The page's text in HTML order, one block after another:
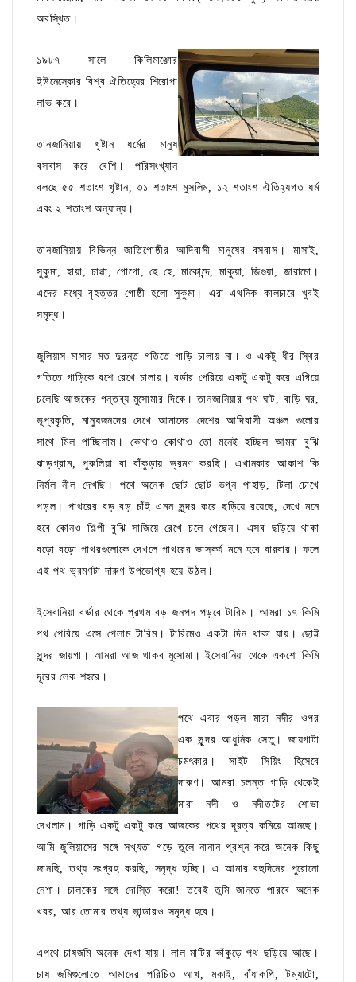
অবস্থিত।
১৯৮৭ সালে কিলিমাঞ্জোর
ইউনেস্কোর বিশ্ব ঐতিহ্যের শিরোপা
লাভ করে।
তানজানিয়ায় খৃষ্টান ধর্মের মানুষ
বসবাস করে বেশি। পরিসংখ্যান
বলছে ৫৫ শতাংশ খৃষ্টান, ৩১ শতাংশ মুসলিম, ১২ শতাংশ ঐতিহ্যগত ধর্ম
এবং ২ শতাংশ অন্যান্য।
তানজানিয়ায় বিভিন্ন জাতিগোষ্ঠীর আদিবাসী মানুষের বসবাস। মাসাই,
সুকুমা, হায়া, চাগ্গা, গোগো, হে হে, মাকোন্দে, মাকুয়া, জিগুয়া, জারামো।
এদের মধ্যে বৃহত্তর গোষ্ঠী হলো সুকুমা। এরা এথনিক কালচারে খুবই
সমৃদ্ধ।
জুলিয়াস মাসার মত দুরন্ত গতিতে গাড়ি চালায় না। ও একটু ধীর স্থির
গতিতে গাড়িকে বশে রেখে চালায়। বর্ডার পেরিয়ে একটু একটু করে এগিয়ে
চলেছি আজকের গন্তব্য মুসোমার দিকে। তানজানিয়ার পথ ঘাট, বাড়ি ঘর,
ভূপ্রকৃতি, মানুষজনদের দেখে আমাদের দেশের আদিবাসী অঞ্চল গুলোর
সাথে মিল পাচ্ছিলাম। কোথাও কোথাও তো মনেই হচ্ছিল আমরা বুঝি
ঝাড়গ্রাম, পুরুলিয়া বা বাঁকুড়ায় ভ্রমণ করছি। এখানকার আকাশ কি
নির্মল নীল দেখছি। পথে অনেক ছোট ছোট ভগ্ন পাহাড়, টিলা চোখে
পড়ল। পাথরের বড় বড় চাঁই এমন সুন্দর করে ছড়িয়ে রয়েছে, দেখে মনে
হবে কোনও শিল্পী বুঝি সাজিয়ে রেখে চলে গেছেন। এসব ছড়িয়ে থাকা
বড়ো বড়ো পাথরগুলোকে দেখলে পাথরের ভাস্কর্য মনে হবে বারবার। ফলে
এই পথ ভ্রমণটা দারুণ উপভোগ্য হয়ে উঠল।
ইসেবানিয়া বর্ডার থেকে প্রথম বড় জনপদ পড়বে টারিম। আমরা ১৭ কিমি
পথ পেরিয়ে এসে পেলাম টারিম। টারিমেও একটা দিন থাকা যায়। ছোট্ট
সুন্দর জায়গা। আমরা আজ থাকব মুসোমা। ইসেবানিয়া থেকে একশো কিমি
দূরের লেক শহরে।
পথে এবার পড়ল মারা নদীর ওপর
এক সুন্দর আধুনিক সেতু। জায়গাটা
চমৎকার। সাইট সিয়িং হিসেবে
দারুণ। আমরা চলন্ত গাড়ি থেকেই
মারা নদী ও নদীতটের শোভা
দেখলাম। গাড়ি একটু একটু করে আজকের পথের দূরত্ব কমিয়ে আনছে।
আমি জুলিয়াসের সঙ্গে সখ্যতা গড়ে তুলে নানান প্রশ্ন করে অনেক কিছু
জানছি, তথ্য সংগ্রহ করছি, সমৃদ্ধ হচ্ছি। এ আমার বহুদিনের পুরোনো
নেশা। চালকের সঙ্গে দোস্তি করো! তবেই তুমি জানতে পারবে অনেক
খবর, আর তোমার তথ্য ভান্ডারও সমৃদ্ধ হবে।
এপথে চাষজমি অনেক দেখা যায়। লাল মাটির কাঁকুড়ে পথ ছড়িয়ে আছে।
চাষ জমিগুলোতে আমাদের পরিচিত আখ, মকাই, বাঁধাকপি, টম্যাটো,